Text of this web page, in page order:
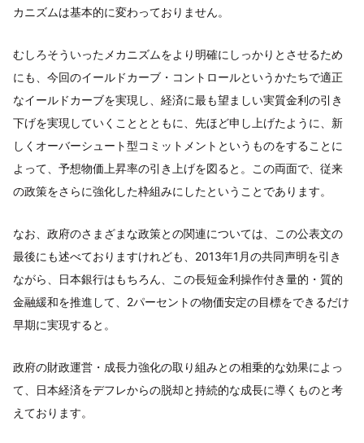
カニズムは基本的に変わっておりません。
むしろそういったメカニズムをより明確にしっかりとさせるため
にも、今回のイールドカーブ・コントロールというかたちで適正
なイールドカーブを実現し、経済に最も望ましい実質金利の引き
下げを実現していくこととともに、先ほど申し上げたように、新
しくオーバーシュート型コミットメントというものをすることに
よって、予想物価上昇率の引き上げを図ると。この両面で、従来
の政策をさらに強化した枠組みにしたということであります。
なお、政府のさまざまな政策との関連については、この公表文の
最後にも述べておりますけれども、2013年1月の共同声明を引き
ながら、日本銀行はもちろん、この長短金利操作付き量的・質的
金融緩和を推進して、2パーセントの物価安定の目標をできるだけ
早期に実現すると。
政府の財政運営・成長力強化の取り組みとの相乗的な効果によっ
て、日本経済をデフレからの脱却と持続的な成長に導くものと考
えております。